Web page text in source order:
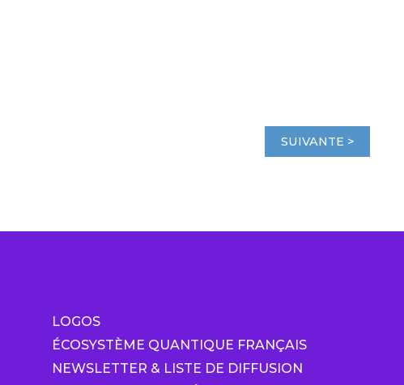
SUIVANTE >
LOGOS
ÉCOSYSTÈME QUANTIQUE FRANÇAIS
NEWSLETTER & LISTE DE DIFFUSION